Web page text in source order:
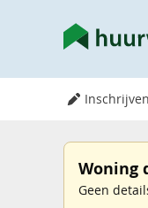
Inschrijven
Woning
Geen